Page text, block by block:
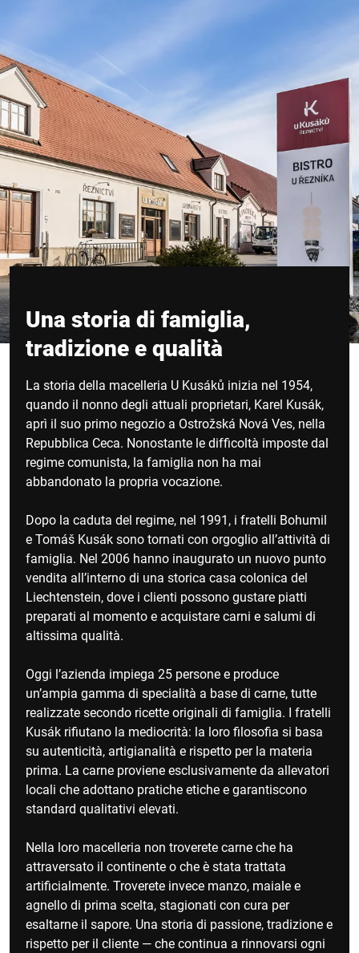
Una storia di famiglia,
tradizione e qualità
La storia della macelleria U Kusáků inizia nel 1954,
quando il nonno degli attuali proprietari, Karel Kusák,
aprì il suo primo negozio a Ostrožská Nová Ves, nella
Repubblica Ceca. Nonostante le difficoltà imposte dal
regime comunista, la famiglia non ha mai
abbandonato la propria vocazione.
Dopo la caduta del regime, nel 1991, i fratelli Bohumil
e Tomáš Kusák sono tornati con orgoglio all’attività di
famiglia. Nel 2006 hanno inaugurato un nuovo punto
vendita all’interno di una storica casa colonica del
Liechtenstein, dove i clienti possono gustare piatti
preparati al momento e acquistare carni e salumi di
altissima qualità.
Oggi l’azienda impiega 25 persone e produce
un’ampia gamma di specialità a base di carne, tutte
realizzate secondo ricette originali di famiglia. I fratelli
Kusák rifiutano la mediocrità: la loro filosofia si basa
su autenticità, artigianalità e rispetto per la materia
prima. La carne proviene esclusivamente da allevatori
locali che adottano pratiche etiche e garantiscono
standard qualitativi elevati.
Nella loro macelleria non troverete carne che ha
attraversato il continente o che è stata trattata
artificialmente. Troverete invece manzo, maiale e
agnello di prima scelta, stagionati con cura per
esaltarne il sapore. Una storia di passione, tradizione e
rispetto per il cliente — che continua a rinnovarsi ogni